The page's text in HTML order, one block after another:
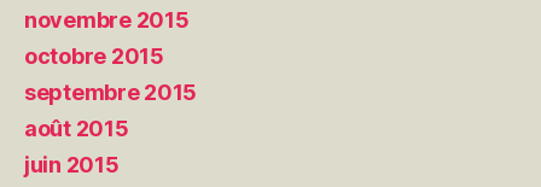
novembre 2015
octobre 2015
septembre 2015
août 2015
juin 2015